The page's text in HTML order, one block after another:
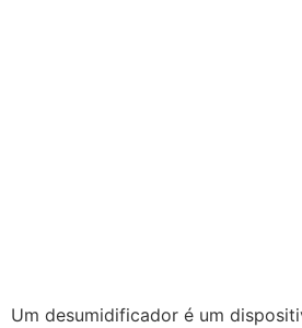
Um desumidificador é um